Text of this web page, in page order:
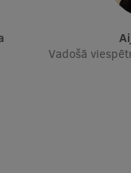
Vadošā